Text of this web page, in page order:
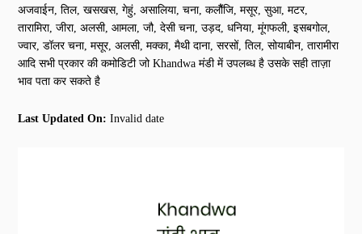
अजवाईन, तिल, खसखस, गेहुं, असालिया, चना, कलौैंजि, मसूर, सुआ, मटर,
तारामिरा, जीरा, अलसी, आमला, जौ, देसी चना, उड़द, धनिया, मूंगफली, इसबगोल,
ज्वार, डॉलर चना, मसूर, अलसी, मक्का, मैथी दाना, सरसों, तिल, सोयाबीन, तारामीरा
आदि सभी प्रकार की कमोडिटी जो Khandwa मंडी में उपलब्ध है उसके सही ताज़ा
भाव पता कर सकते है
Last Updated On:Invalid date